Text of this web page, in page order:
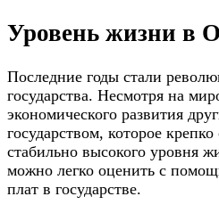
Уровень жизни в
Последние годы стали
государства. Несмотря на
экономического развития
государством, которое
стабильно высокого уровня
можно легко оценить с
плат в государстве.